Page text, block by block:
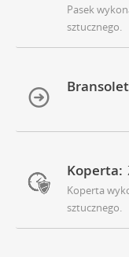
Pasek
sztucznego.
Koperta:
Koperta
sztucznego.